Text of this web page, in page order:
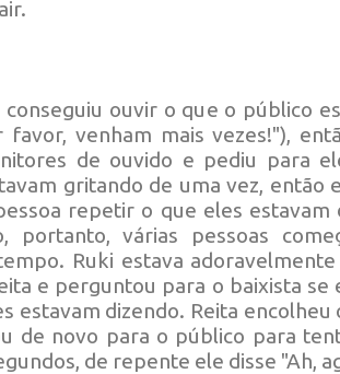
conseguiu ouvir o que o público
favor, venham mais vezes!"),
de ouvido e pediu para
gritando de uma vez, então
repetir o que eles estavam
portanto, várias pessoas
Ruki estava
e perguntou para o baixista se
estavam dizendo. Reita
de novo para o público para
de repente ele disse "Ah,